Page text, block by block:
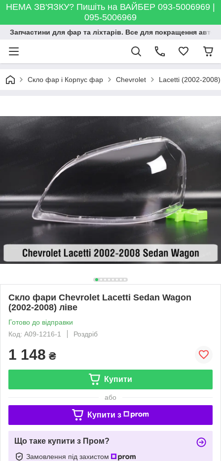
НЕМА ЗВ'ЯЗКУ? Пишіть на ВАЙБЕР 093-5006969 |
095-5006969
Запчастини для фар та ліхтарів. Все для покращення
Скло фар і Корпус фар Chevrolet Lacetti (2002-2008)
Скло фари Chevrolet Lacetti Sedan Wagon
(2002-2008) ліве
Готово до відправки
Код: A09-1216-1
Роздріб
1 148 ₴
Купити
або
Купити з
Що таке купити з Пром?
Замовлення під захистом